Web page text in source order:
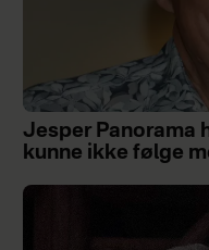
Jesper Panorama
kunne ikke følge